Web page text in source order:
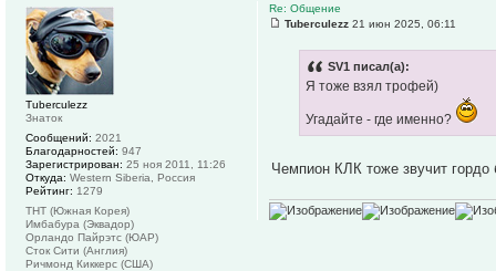
Re: Общение
Tuberculezz 21 июн 2025, 06:11
SV1 писал(а):
Я тоже взял трофей)
Угадайте - где именно?
Чемпион КЛК тоже звучит гордо
Tuberculezz
Знаток
Сообщений: 2021
Благодарностей: 947
Зарегистрирован: 25 ноя 2011, 11:26
Откуда: Western Siberia, Россия
Рейтинг: 1279
ТНТ (Южная Корея)
Имбабура (Эквадор)
Орландо Пайрэтс (ЮАР)
Сток Сити (Англия)
Ричмонд Киккерс (США)